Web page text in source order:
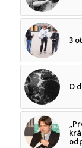
3
O